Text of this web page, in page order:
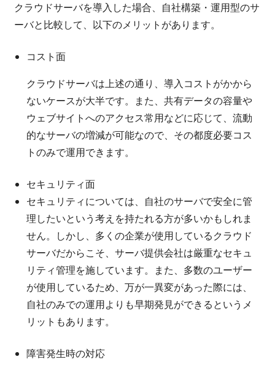
クラウドサーバを導入した場合、自社構築・運用型のサ
ーバと比較して、以下のメリットがあります。
コスト面
クラウドサーバは上述の通り、導入コストがかから
ないケースが大半です。また、共有データの容量や
ウェブサイトへのアクセス常用などに応じて、流動
的なサーバの増減が可能なので、その都度必要コス
トのみで運用できます。
セキュリティ面
セキュリティについては、自社のサーバで安全に管
理したいという考えを持たれる方が多いかもしれま
せん。しかし、多くの企業が使用しているクラウド
サーバだからこそ、サーバ提供会社は厳重なセキュ
リティ管理を施しています。また、多数のユーザー
が使用しているため、万が一異変があった際には、
自社のみでの運用よりも早期発見ができるというメ
リットもあります。
障害発生時の対応